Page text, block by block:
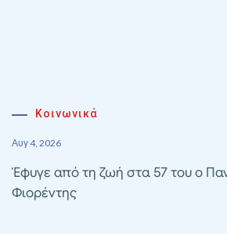
Κοινωνικά
Αυγ 4, 2026
Έφυγε από τη ζωή στα 57 του ο
Φιορέντης